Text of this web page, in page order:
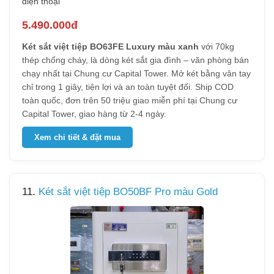
5.490.000đ
Két sắt việt tiệp BO63FE Luxury màu xanh với 70kg
thép chống cháy, là dòng két sắt gia đình – văn phòng bán
chạy nhất tại Chung cư Capital Tower. Mở két bằng vân tay
chỉ trong 1 giây, tiện lợi và an toàn tuyệt đối. Ship COD
toàn quốc, đơn trên 50 triệu giao miễn phí tại Chung cư
Capital Tower, giao hàng từ 2-4 ngày.
Xem chi tiết & đặt mua
11. Két sắt việt tiệp BO50BF Pro màu Gold